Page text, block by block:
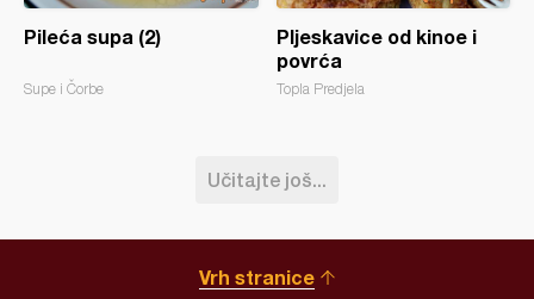
Pileća supa (2)
Supe i Čorbe
Pljeskavice od kinoe i
povrća
Topla Predjela
Učitajte još...
Vrh stranice